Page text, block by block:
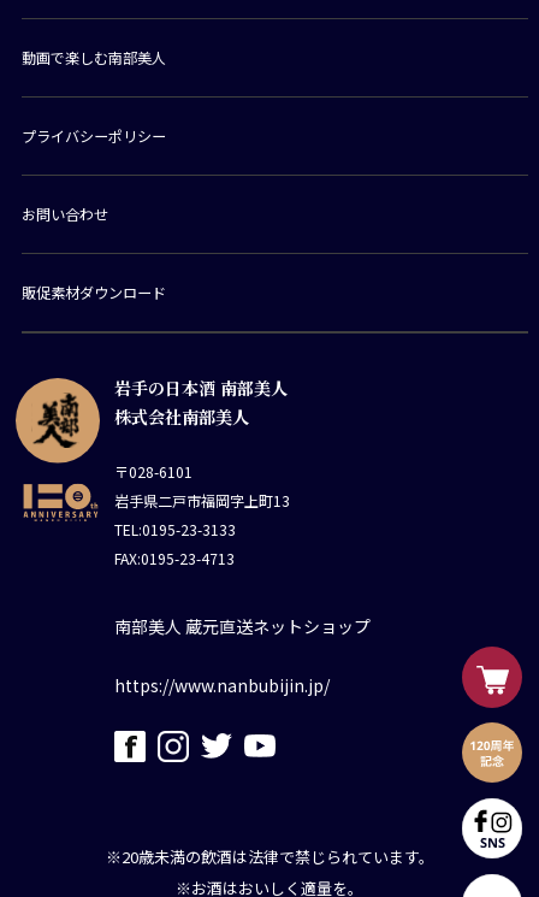
岩手の日本酒 南部美人
株式会社南部美人
〒028-6101
岩手県二戸市福岡字上町13
TEL:0195-23-3133
FAX:0195-23-4713
南部美人 蔵元直送ネットショップ
https://www.nanbubijin.jp/
動画で楽しむ南部美人
プライバシーポリシー
お問い合わせ
販促素材ダウンロード
※20歳未満の飲酒は法律で禁じられています。
※お酒はおいしく適量を。